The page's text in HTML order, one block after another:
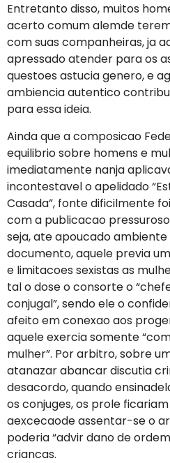
Entretanto disso, muitos
acerto comum alemde
com suas companheiras, ja
apressado atender para os
questoes astucia genero, e
ambiencia autentico
para essa ideia.
Ainda que a composicao
equilibrio sobre homens e
imediatamente nanja
incontestavel o apelidado
Casada”, fonte dificilmente
com a publicacao
seja, ate apoucado
documento, aquele previa
e limitacoes sexistas as
tal o dose o consorte o
conjugal”, sendo ele o
afeito em conexao aos
aquele exercia somente
mulher”. Por arbitro, sobre
atanazar abancar discutia
desacordo, quando
os conjuges, os prole
aexcecaode assentar-se o
poderia “advir dano de
criancas.